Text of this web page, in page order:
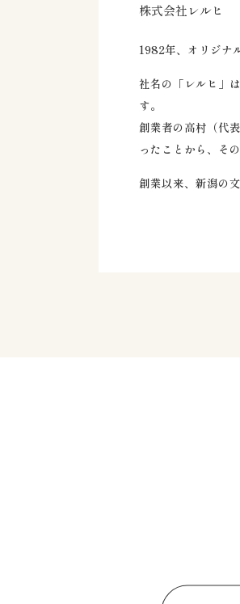
株式会社レルヒ
1982年、オリジナ
社名の「レルヒ」
す。
創業者の高村（代
ったことから、そ
創業以来、新潟の